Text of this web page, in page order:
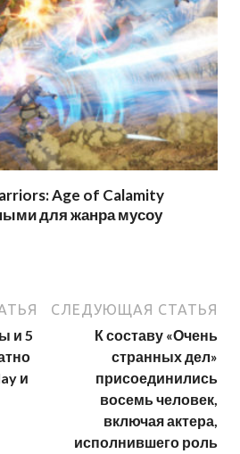
Age of Calamity
для жанра мусоу
и 5
и
СЛЕДУЮЩАЯ СТАТЬЯ
К составу «Очень
странных дел»
присоединились
восемь человек,
включая актера,
исполнившего роль